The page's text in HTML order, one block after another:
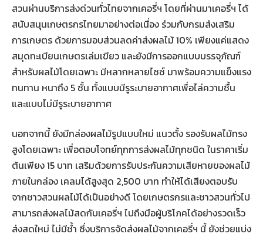
สวนผ่านบริการส่งด่วนทั่วไทยจากเคอรี่ฯ โดยที่ผ่านมาเคอรี่ฯ ได้
สนับสนุนเกษตรกรไทยมาอย่างต่อเนื่อง ร่วมกับกรมส่งเสริม
การเกษตร ด้วยการมอบส่วนลดค่าส่งผลไม้ 10% เพียงแค่แสดง
สมุดทะเบียนเกษตรเล่มเขียว และยังมีการออกแบบบรรจุภัณฑ์
สำหรับผลไม้โดยเฉพาะ มีหลากหลายไซซ์ มาพร้อมความแข็งแรง
ทนทาน หนาถึง 5 ชั้น ทั้งแบบมีรูระบายอากาศเพื่อไล่ความชื้น
และแบบไม่มีรูระบายอากาศ
นอกจากนี้ ยังมีกล่องผลไม้รูปแบบใหม่ แนวตั้ง รองรับผลไม้ทรง
สูงโดยเฉพาะ เพื่อตอบโจทย์ทุกการส่งผลไม้ทุกชนิด ในราคาเริ่ม
ต้นเพียง 15 บาท เสริมด้วยการรับประกันความเสียหายของผลไม้
ภายในกล่อง เคลมได้สูงสุด 2,500 บาท ทำให้ได้เสียงตอบรับ
จากชาวสวนผลไม้ได้เป็นอย่างดี โดยเกษตรกรและชาวสวนทั่วไป
สามารถส่งผลไม้สดกับเคอรี่ฯ ไปถึงมือผู้บริโภคได้อย่างรวดเร็ว
ส่งสดใหม่ ไม่มีช้ำ ซึ่งบริการจัดส่งผลไม้จากเคอรี่ฯ นี้ ยังช่วยแบ่ง